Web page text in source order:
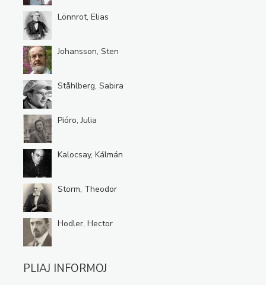
Lönnrot, Elias
Johansson, Sten
Ståhlberg, Sabira
Pióro, Julia
Kalocsay, Kálmán
Storm, Theodor
Hodler, Hector
PLIAJ INFORMOJ